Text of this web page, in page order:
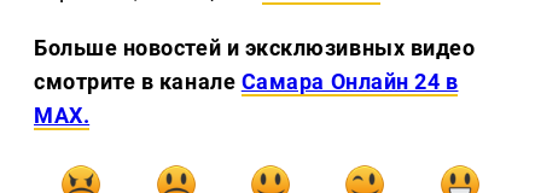
Больше новостей и эксклюзивных видео
смотрите в канале Самара Онлайн 24 в
MAX.